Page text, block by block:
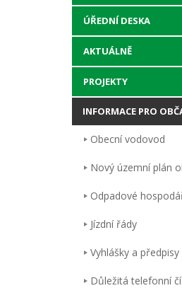
ÚŘEDNÍ DESKA
AKTUÁLNĚ
PROJEKTY
INFORMACE PRO
Obecní vodovod
Nový územní plán
Odpadové
Jízdní řády
Vyhlášky a předpisy
Důležitá telefonní